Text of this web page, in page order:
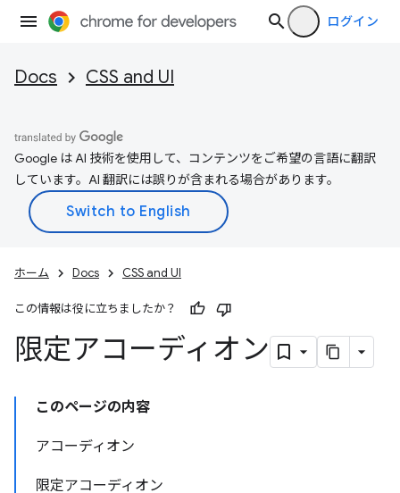
ログイン
Docs CSS and UI
Google は AI 技術を使用して、コンテンツをご希望の言語に翻訳
しています。AI 翻訳には誤りが含まれる場合があります。
ホーム Docs CSS and UI
この情報は役に立ちましたか？
限定アコーディオン
このページの内容
アコーディオン
限定アコーディオン